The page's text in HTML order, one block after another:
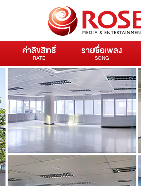
ค่าลิขสิทธิ์
RATE
รายชื่อเพลง
SONG